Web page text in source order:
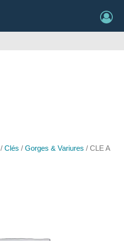
/Clés /Gorges & Variures / CLE A